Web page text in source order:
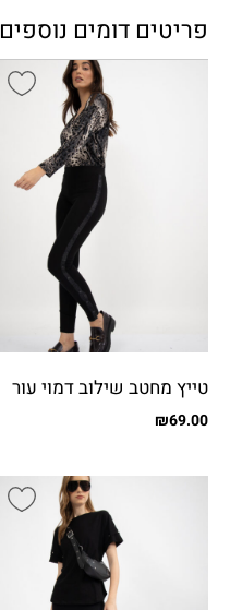
פריטים דומים נוספים
טייץ מחטב שילוב דמוי עור
נחש ₪69.00